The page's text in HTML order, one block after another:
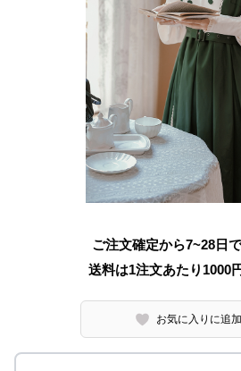
ご注文確定から7~28日
送料は1注文あたり 1000
お気に入りに追